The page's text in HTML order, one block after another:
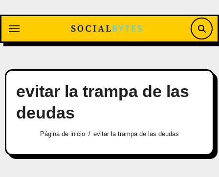
contenido
evitar la trampa de las
deudas
Página de inicio evitar la trampa de las deudas